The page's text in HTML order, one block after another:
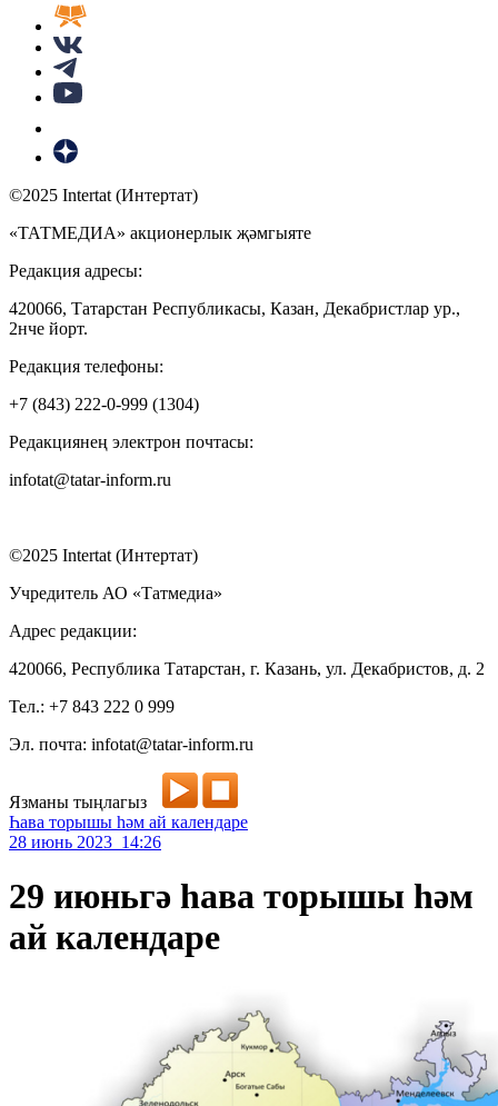
©2025 Intertat (Интертат)
«ТАТМЕДИА» акционерлык җәмгыяте
Редакция адресы:
420066, Татарстан Республикасы, Казан, Декабристлар ур.,
2нче йорт.
Редакция телефоны:
+7 (843) 222-0-999 (1304)
Редакциянең электрон почтасы:
infotat@tatar-inform.ru
©2025 Intertat (Интертат)
Учредитель АО «Татмедиа»
Адрес редакции:
420066, Республика Татарстан, г. Казань, ул. Декабристов, д. 2
Тел.: +7 843 222 0 999
Эл. почта: infotat@tatar-inform.ru
Язманы тыңлагыз
Һава торышы һәм ай календаре
28 июнь 2023 14:26
29 июньгә һава торышы һәм
ай календаре